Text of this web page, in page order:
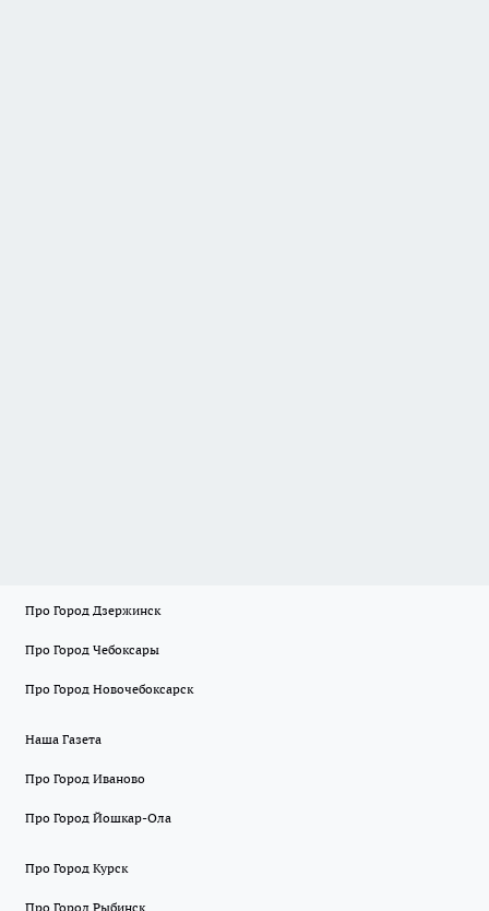
Про Город Дзержинск
Про Город Чебоксары
Про Город Новочебоксарск
Наша Газета
Про Город Иваново
Про Город Йошкар-Ола
Про Город Курск
Про Город Рыбинск